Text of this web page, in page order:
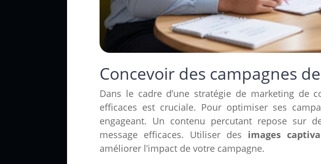
Concevoir des campagnes
Dans le cadre d’une stratégie de marketing de
efficaces est cruciale. Pour optimiser ses
engageant. Un contenu percutant repose sur
message efficaces. Utiliser des images
améliorer l’impact de votre campagne.